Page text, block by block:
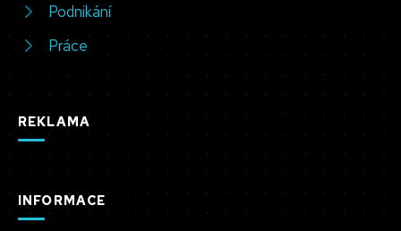
Podnikání
Práce
REKLAMA
INFORMACE